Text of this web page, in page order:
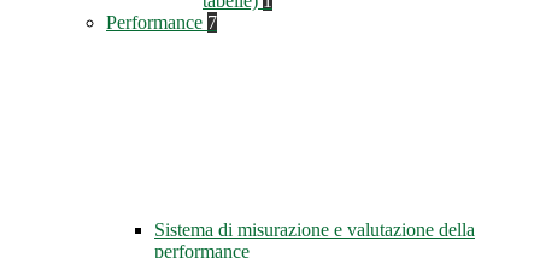
Performance 7
Sistema di misurazione e valutazione della
performance